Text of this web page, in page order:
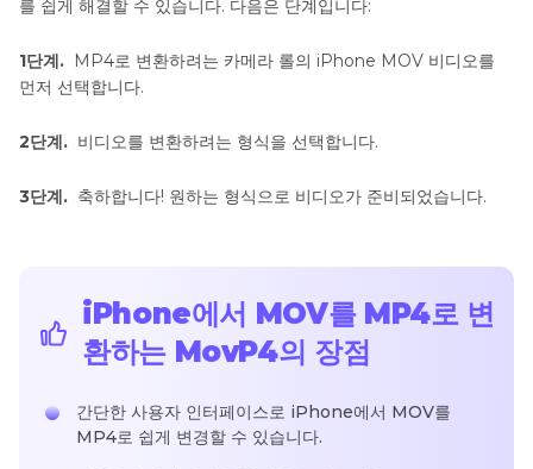
를 쉽게 해결할 수 있습니다. 다음은 단계입니다:
1단계. MP4로 변환하려는 카메라 롤의 iPhone MOV 비디오를
먼저 선택합니다.
2단계. 비디오를 변환하려는 형식을 선택합니다.
3단계. 축하합니다! 원하는 형식으로 비디오가 준비되었습니다.
iPhone에서 MOV를 MP4로 변
환하는 MovP4의 장점
간단한 사용자 인터페이스로 iPhone에서 MOV를
MP4로 쉽게 변경할 수 있습니다.